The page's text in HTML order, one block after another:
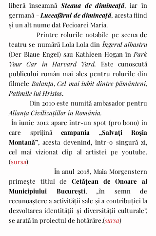
liberă înseamnă Steaua de dimineață, iar în
germană - Luceafărul de dimineață, acesta fiind
și un alt nume dat Fecioarei Maria.
teatru se numără Lola Lola din Îngerul albastru
(Der Blaue Engel) sau Kathleen Hogan în Park
Your Car in Harvard Yard. Este cunoscută
publicului român mai ales pentru rolurile din
filmele Balanța, Cel mai iubit dintre pământeni
Patimile lui Hristos.
Alianța Civilizațiilor în România.
care sprijină campania „Salvați Roșia
Montană”, acesta devenind, într-o singură zi,
cel mai vizionat clip al artistei pe youtube.
(sursa)
primește titlul de Cetățean de Onoare al
Municipiului București, „în semn de
recunoaştere a activităţii sale şi a contribuţiei la
dezvoltarea identităţii şi diversităţii culturale”,
se arată în proiectul de hotărâre.(sursa)